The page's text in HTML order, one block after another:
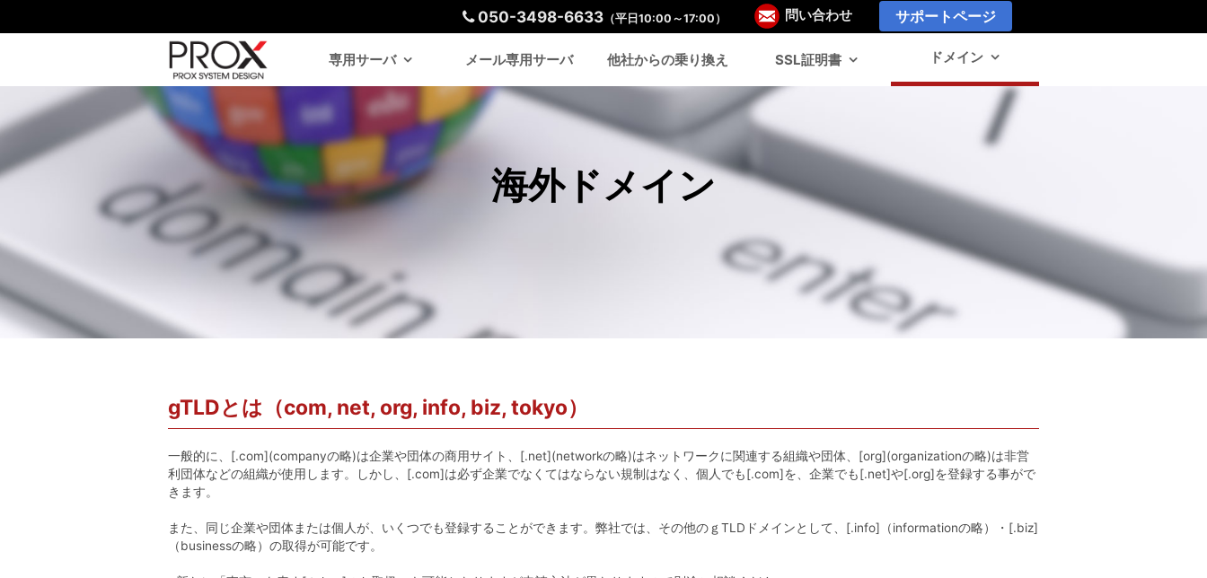
専用サーバ メール専用サーバ 他社からの乗り換え SSL証明書 ドメイン
050-3498-6633 （平日10:00～17:00） 問い合わせ サポートページ
海外ドメイン
gTLDとは（com, net, org, info, biz, tokyo）
一般的に、[.com](companyの略)は企業や団体の商用サイト、[.net](networkの略)はネットワークに関連する組織や団体、[org](organizationの略)は非営
利団体などの組織が使用します。しかし、[.com]は必ず企業でなくてはならない規制はなく、個人でも[.com]を、企業でも[.net]や[.org]を登録する事がで
きます。
また、同じ企業や団体または個人が、いくつでも登録することができます。弊社では、その他のｇTLDドメインとして、[.info]（informationの略）・[.biz]
（businessの略）の取得が可能です。